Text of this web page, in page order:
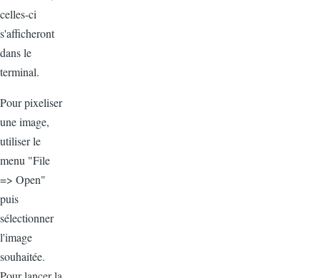
celles-ci
s'afficheront
dans le
terminal.
Pour pixeliser
une image,
utiliser le
menu "File
=> Open"
puis
sélectionner
l'image
souhaitée.